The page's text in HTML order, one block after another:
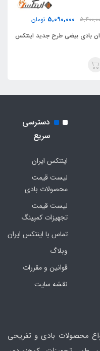
5,090,000 تومان
بادی بیضی طرح جدید اینتکس
دسترسی
سریع
اینتکس ایران
لیست قیمت
محصولات بادی
لیست قیمت
تجهیزات کمپینگ
تماس با اینتکس ایران
وبلاگ
قوانین و مقررات
نقشه سایت
محصولات بادی و تفریحی